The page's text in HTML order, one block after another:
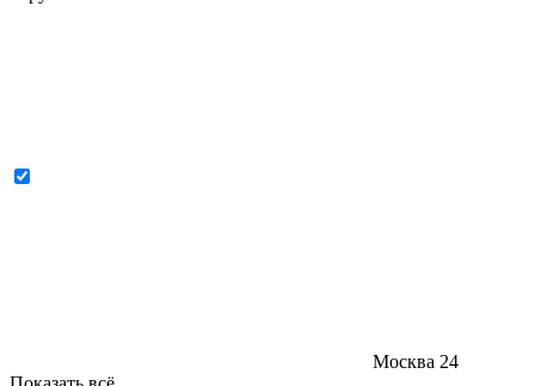
Москва 24